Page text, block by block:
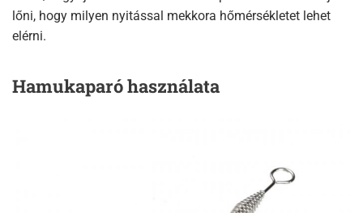
lőni, hogy milyen nyitással mekkora hőmérsékletet lehet
elérni.
Hamukaparó használata